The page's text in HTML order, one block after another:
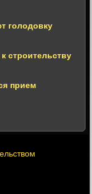
голодовку
строительству
прием